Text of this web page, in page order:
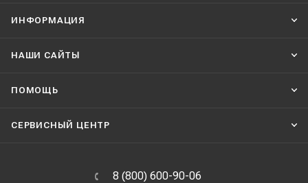
ИНФОРМАЦИЯ
НАШИ CАЙТЫ
ПОМОЩЬ
СЕРВИСНЫЙ ЦЕНТР
8 (800) 600-90-06